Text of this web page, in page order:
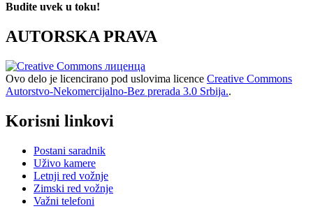
Budite uvek u toku!
AUTORSKA PRAVA
Ovo delo je licencirano pod uslovima licence Creative Commons
Autorstvo-Nekomercijalno-Bez prerada 3.0 Srbija..
Korisni linkovi
Postani saradnik
Uživo kamere
Letnji red vožnje
Zimski red vožnje
Važni telefoni